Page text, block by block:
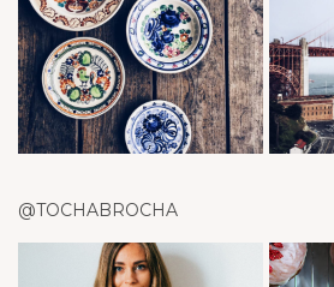
@TOCHABROCHA